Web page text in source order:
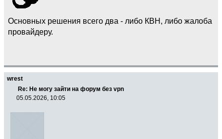
Основных решения всего два - либо КВН, либо жалоба
провайдеру.
wrest
Re: Не могу зайти на форум без vpn
05.05.2026, 10:05